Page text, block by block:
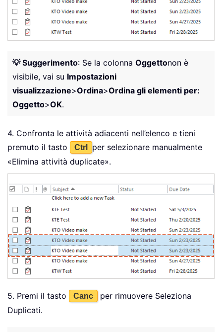
💡 Suggerimento: Se la colonna Oggettonon è
visibile, vai su Impostazioni
visualizzazione>Ordina>Ordina gli elementi per:
Oggetto>OK.
4. Confronta le attività adiacenti nell’elenco e tieni
premuto il tasto
Ctrl
per selezionare manualmente
«Elimina attività duplicate».
5. Premi il tasto Canc
per rimuovere Seleziona
Duplicati.